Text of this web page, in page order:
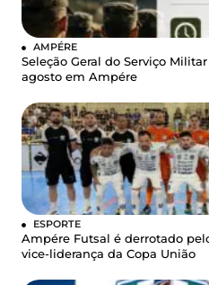
AMPÉRE
Seleção Geral do Serviço
agosto em Ampére
ESPORTE
Ampére Futsal é derrotado
vice-liderança da Copa União